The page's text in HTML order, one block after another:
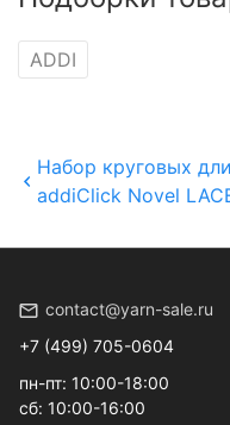
ADDI
Набор круговых
addiClick Novel
contact@yarn-sale.ru
+7 (499) 705-0604
пн-пт: 10:00-18:00
сб: 10:00-16:00